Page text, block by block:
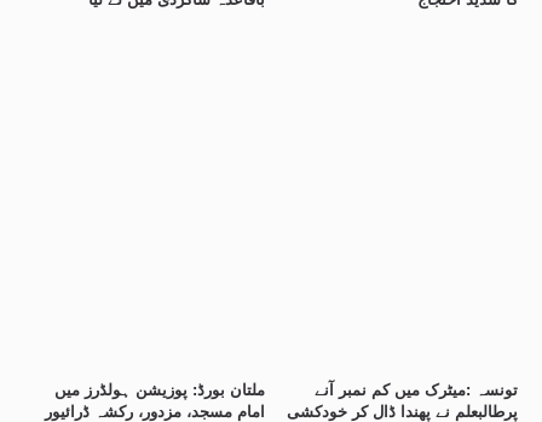
ملتان بورڈ: پوزیشن ہولڈرز میں
امام مسجد، مزدور، رکشہ ڈرائیور
تونسہ :میٹرک میں کم نمبر آنے
پرطالبعلم نے پھندا ڈال کر خودکشی